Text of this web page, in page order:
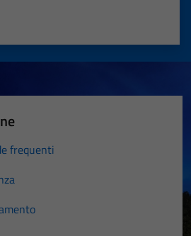
stelle su 5
su 5
su 5
frequenti